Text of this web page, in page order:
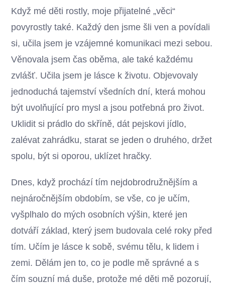
Když mé děti rostly, moje přijatelné „věci“
povyrostly také. Každý den jsme šli ven a povídali
si, učila jsem je vzájemné komunikaci mezi sebou.
Věnovala jsem čas oběma, ale také každému
zvlášť. Učila jsem je lásce k životu. Objevovaly
jednoduchá tajemství všedních dní, která mohou
být uvolňující pro mysl a jsou potřebná pro život.
Uklidit si prádlo do skříně, dát pejskovi jídlo,
zalévat zahrádku, starat se jeden o druhého, držet
spolu, být si oporou, uklízet hračky.
Dnes, když prochází tím nejdobrodružnějším a
nejnáročnějším obdobím, se vše, co je učím,
vyšplhalo do mých osobních výšin, které jen
dotváří základ, který jsem budovala celé roky před
tím. Učím je lásce k sobě, svému tělu, k lidem i
zemi. Dělám jen to, co je podle mě správné a s
čím souzní má duše, protože mé děti mě pozorují,